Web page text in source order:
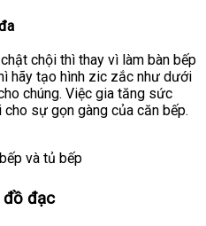
chội thì thay vì làm bàn bếp
hãy tạo hình zic zắc như dưới
chúng. Việc gia tăng sức
sự gọn gàng của căn bếp.
và tủ bếp
đồ đạc